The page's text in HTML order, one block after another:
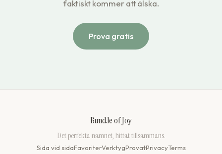
faktiskt kommer att älska.
Prova gratis
Bundle of Joy
Det perfekta namnet, hittat tillsammans.
Sida vid sidaFavoriterVerktygProvatPrivacyTerms